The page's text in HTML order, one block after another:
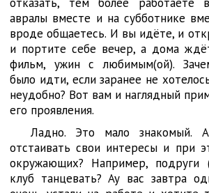
авралы вместе и на субботнике
вроде общаетесь. И вы идёте, и
и портите себе вечер, а дома
фильм, ужин с любимым(ой).
было идти, если заранее не
неудобно? Вот вам и наглядный
его проявления.
Ладно. Это мало знакомый.
отстаивать свои интересы и при
окружающих? Например, подруги
клуб танцевать? Ау вас завтра